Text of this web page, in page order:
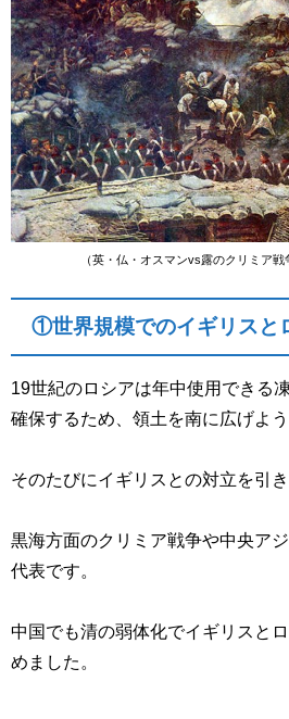
（英・仏・オスマンvs露のクリミア
①世界規模でのイギリスと
19世紀のロシアは年中使用できる
確保するため、領土を南に広げよう
そのたびにイギリスとの対立を引き
黒海方面のクリミア戦争や中央ア
代表です。
中国でも清の弱体化でイギリスと
めました。